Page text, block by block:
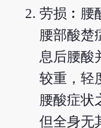
劳损︰腰
腰部酸楚
息后腰酸
较重，轻
腰酸症状
但全身无